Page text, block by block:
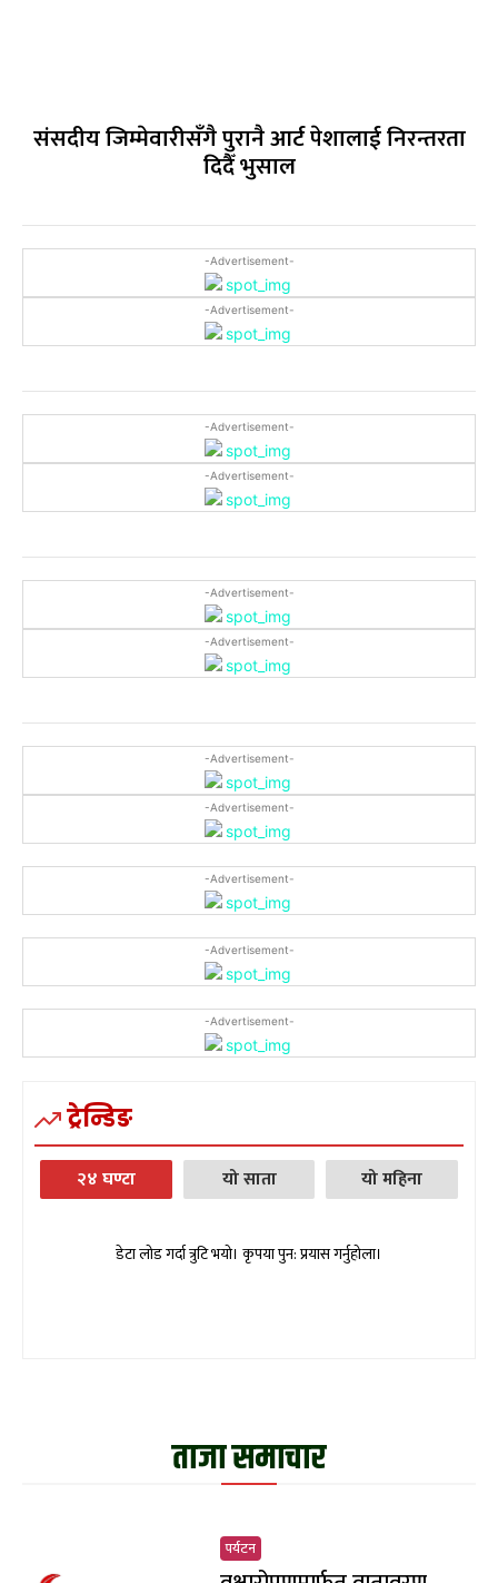
संसदीय जिम्मेवारीसँगै पुरानै आर्ट पेशालाई निरन्तरता
दिदैँ भुसाल
-Advertisement-
-Advertisement-
-Advertisement-
-Advertisement-
-Advertisement-
-Advertisement-
-Advertisement-
-Advertisement-
-Advertisement-
-Advertisement-
-Advertisement-
ट्रेन्डिङ
२४ घण्टा यो साता यो महिना
डेटा लोड गर्दा त्रुटि भयो। कृपया पुन: प्रयास गर्नुहोला।
ताजा समाचार
पर्यटन